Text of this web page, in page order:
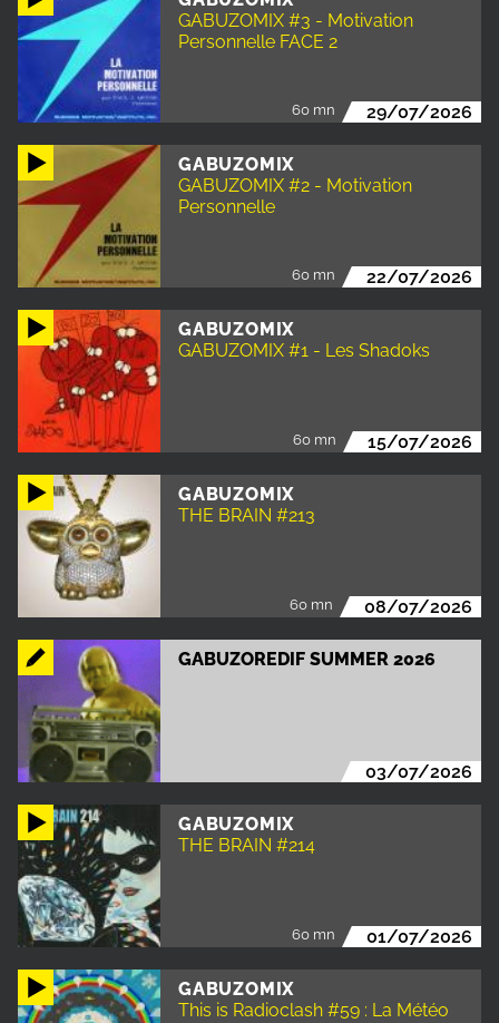
GABUZOMIX #3 - Motivation
Personnelle FACE 2
60 mn 29/07/2026
GABUZOMIX
GABUZOMIX #2 - Motivation
Personnelle
60 mn 22/07/2026
GABUZOMIX
GABUZOMIX #1 - Les Shadoks
60 mn 15/07/2026
GABUZOMIX
THE BRAIN #213
60 mn 08/07/2026
GABUZOREDIF SUMMER 2026
03/07/2026
GABUZOMIX
THE BRAIN #214
60 mn 01/07/2026
GABUZOMIX
This is Radioclash #59 : La Météo